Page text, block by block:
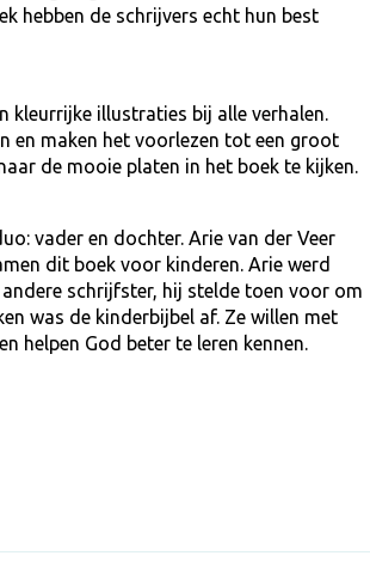
hebben de schrijvers echt hun best
kleurrijke illustraties bij alle verhalen.
en maken het voorlezen tot een groot
de mooie platen in het boek te kijken.
vader en dochter. Arie van der Veer
dit boek voor kinderen. Arie werd
schrijfster, hij stelde toen voor om
was de kinderbijbel af. Ze willen met
helpen God beter te leren kennen.